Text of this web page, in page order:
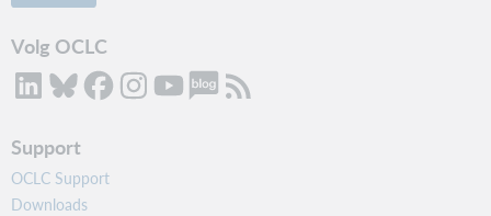
Volg OCLC
Support
OCLC Support
Downloads